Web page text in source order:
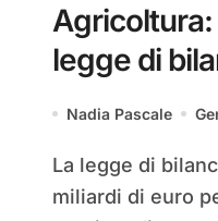
legge di
Nadia Pascale
La legge di bilancio 2022 stanzia circa 2
miliardi di euro